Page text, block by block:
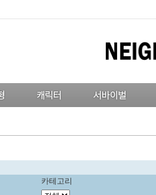
카테고리